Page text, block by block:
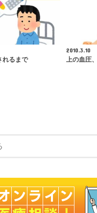
れるまで
2010.3.10
上の血圧